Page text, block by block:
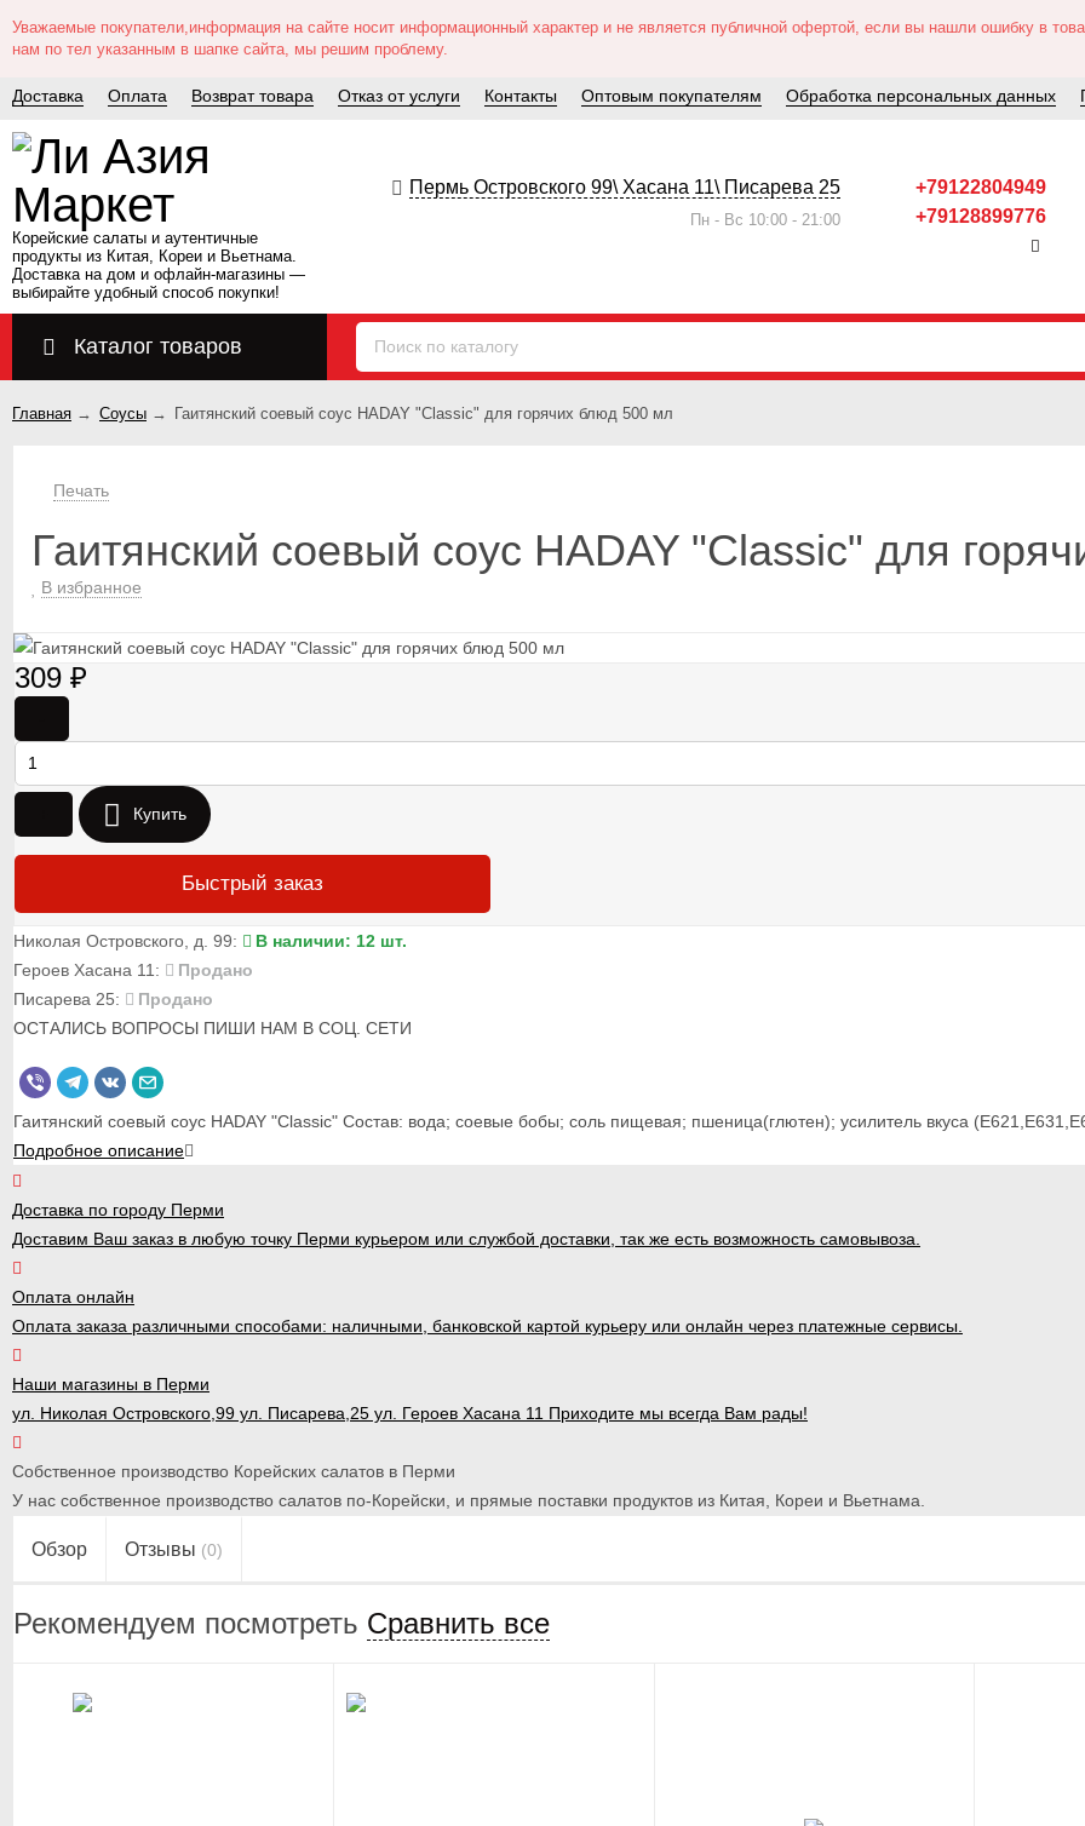
Уважаемые покупатели,информация на сайте носит информационный характер и не является публичной офертой, если вы нашли ошибку в
нам по тел указанным в шапке сайта, мы решим проблему.
Доставка Оплата Возврат товара Отказ от услуги Контакты Оптовым покупателям Обработка персональных данных
Корейские салаты и аутентичные
продукты из Китая, Кореи и Вьетнама.
Доставка на дом и офлайн‑магазины —
выбирайте удобный способ покупки!
Пермь Островского 99\ Хасана 11\ Писарева 25
Пн - Вс 10:00 - 21:00
+79122804949
+79128899776
Каталог товаров
Главная → Соусы → Гаитянский соевый соус HADAY "Classic" для горячих блюд 500 мл
Печать
Гаитянский соевый соус HADAY "Classic" для
В избранное
309 ₽
Купить
Быстрый заказ
Николая Островского, д. 99:
В наличии: 12 шт.
Героев Хасана 11:
Продано
Писарева 25:
Продано
ОСТАЛИСЬ ВОПРОСЫ ПИШИ НАМ В СОЦ. СЕТИ
Гаитянский соевый соус HADAY "Classic" Состав: вода; соевые бобы; соль пищевая; пшеница(глютен); усилитель вкуса
Подробное описание
Доставка по городу Перми
Доставим Ваш заказ в любую точку Перми курьером или службой доставки, так же есть возможность самовывоза.
Оплата онлайн
Оплата заказа различными способами: наличными, банковской картой курьеру или онлайн через платежные сервисы.
Наши магазины в Перми
ул. Николая Островского,99 ул. Писарева,25 ул. Героев Хасана 11 Приходите мы всегда Вам рады!
Собственное производство Корейских салатов в Перми
У нас собственное производство салатов по-Корейски, и прямые поставки продуктов из Китая, Кореи и Вьетнама.
Обзор Отзывы (0)
Рекомендуем посмотреть Сравнить все